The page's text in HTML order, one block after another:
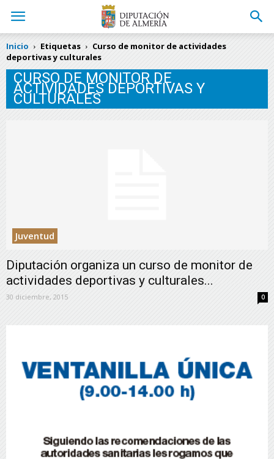
Inicio Etiquetas
Curso de monitor de actividades
deportivas y culturales
CURSO DE MONITOR DE
ACTIVIDADES DEPORTIVAS Y
CULTURALES
Juventud
Diputación organiza un curso de monitor de
actividades deportivas y culturales...
30 diciembre, 2015 0